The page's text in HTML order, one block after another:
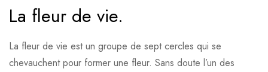
La fleur de vie.
La fleur de vie est un groupe de sept cercles qui se
chevauchent pour former une fleur. Sans doute l’un des